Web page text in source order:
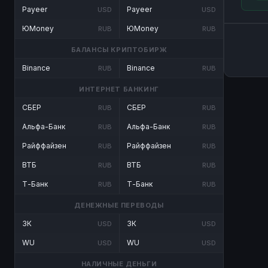
Payeer USD
ЮMoney RUB
Payeer USD
ЮMoney RUB
БАЛАНСЫ КРИПТОБИРЖ
Binance RUB Binance RUB
ИНТЕРНЕТ БАНКИНГ
СБЕР RUB
Альфа-Банк RUB
Райффайзен RUB
ВТБ RUB
Т-Банк RUB
СБЕР RUB
Альфа-Банк RUB
Райффайзен RUB
ВТБ RUB
Т-Банк RUB
ДЕНЕЖНЫЕ ПЕРЕВОДЫ
ЗК USD
WU USD
ЗК USD
WU USD
НАЛИЧНЫЕ ДЕНЬГИ